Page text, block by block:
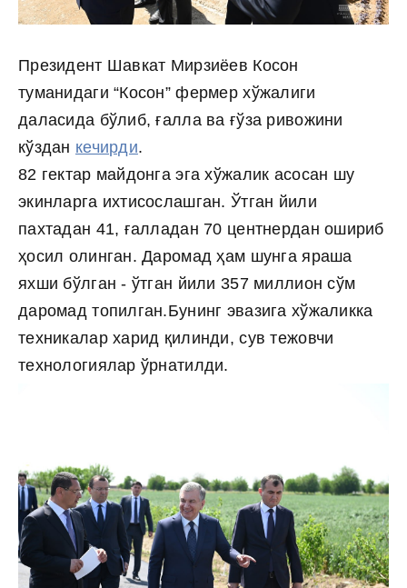
Президент Шавкат Мирзиёев Косон
туманидаги “Косон” фермер хўжалиги
даласида бўлиб, ғалла ва ғўза ривожини
кўздан кечирди.
82 гектар майдонга эга хўжалик асосан шу
экинларга ихтисослашган. Ўтган йили
пахтадан 41, ғалладан 70 центнердан ошириб
ҳосил олинган. Даромад ҳам шунга яраша
яхши бўлган - ўтган йили 357 миллион сўм
даромад топилган.Бунинг эвазига хўжаликка
техникалар харид қилинди, сув тежовчи
технологиялар ўрнатилди.